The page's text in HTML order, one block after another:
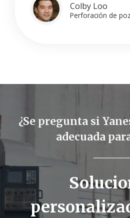
Colby Loo
Perforación de
¿Se pregunta si
adecuada